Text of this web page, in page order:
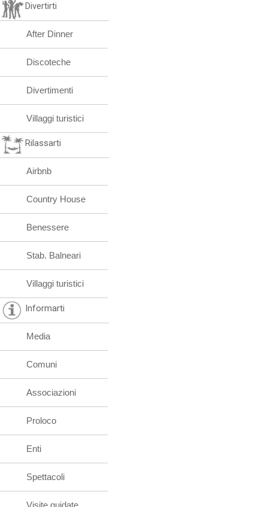
Divertirti
After Dinner
Discoteche
Divertimenti
Villaggi turistici
Rilassarti
Airbnb
Country House
Benessere
Stab. Balneari
Villaggi turistici
Informarti
Media
Comuni
Associazioni
Proloco
Enti
Spettacoli
Visite guidate